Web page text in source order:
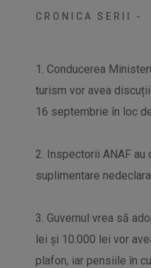
CRONICA SERII -
1. Conducerea
turism vor avea
16 septembrie în loc
2. Inspectorii ANAF
suplimentare
3. Guvernul vrea să
lei și 10.000 lei vor
plafon, iar pensiile în